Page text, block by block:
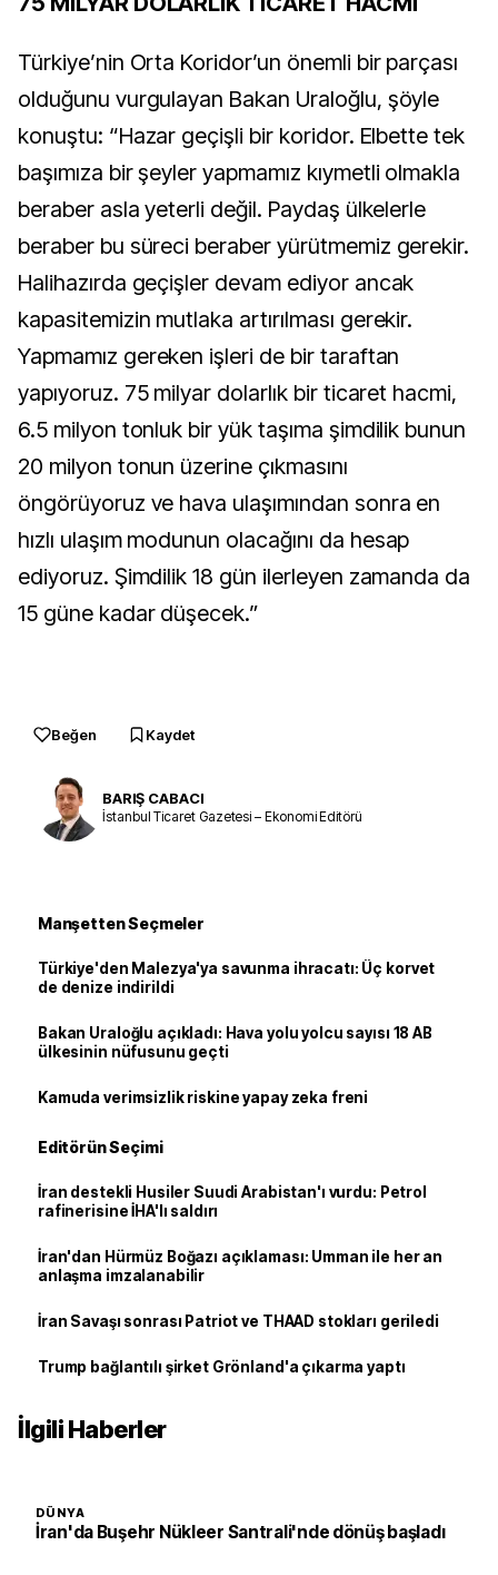
Türkiye’nin Orta Koridor’un önemli bir parçası
olduğunu vurgulayan Bakan Uraloğlu, şöyle
konuştu: “Hazar geçişli bir koridor. Elbette tek
başımıza bir şeyler yapmamız kıymetli olmakla
beraber asla yeterli değil. Paydaş ülkelerle
beraber bu süreci beraber yürütmemiz gerekir.
Halihazırda geçişler devam ediyor ancak
kapasitemizin mutlaka artırılması gerekir.
Yapmamız gereken işleri de bir taraftan
yapıyoruz. 75 milyar dolarlık bir ticaret hacmi,
6.5 milyon tonluk bir yük taşıma şimdilik bunun
20 milyon tonun üzerine çıkmasını
öngörüyoruz ve hava ulaşımından sonra en
hızlı ulaşım modunun olacağını da hesap
ediyoruz. Şimdilik 18 gün ilerleyen zamanda da
15 güne kadar düşecek.”
Beğen Kaydet
BARIŞ CABACI
İstanbul Ticaret Gazetesi – Ekonomi Editörü
Manşetten Seçmeler
Türkiye'den Malezya'ya savunma ihracatı: Üç korvet
de denize indirildi
Bakan Uraloğlu açıkladı: Hava yolu yolcu sayısı 18 AB
ülkesinin nüfusunu geçti
Kamuda verimsizlik riskine yapay zeka freni
Editörün Seçimi
İran destekli Husiler Suudi Arabistan'ı vurdu: Petrol
rafinerisine İHA'lı saldırı
İran'dan Hürmüz Boğazı açıklaması: Umman ile her an
anlaşma imzalanabilir
İran Savaşı sonrası Patriot ve THAAD stokları geriledi
Trump bağlantılı şirket Grönland'a çıkarma yaptı
İlgili Haberler
DÜNYA
İran'da Buşehr Nükleer Santrali'nde dönüş başladı